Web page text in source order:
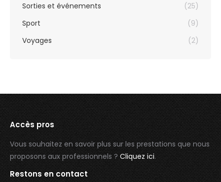
Sorties et événements
(25)
Sport
(9)
Voyages
(2)
Accès pros
Vous souhaitez en savoir plus sur les prestations que nous
proposons aux professionnels ?Cliquez ici.
Restons en contact